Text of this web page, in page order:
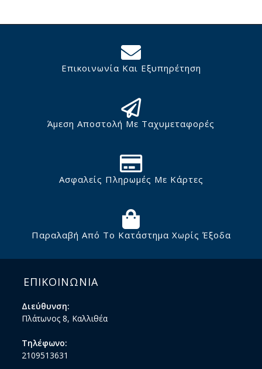
Επικοινωνία Και Εξυπηρέτηση
Άμεση Αποστολή Με Ταχυμεταφορές
Ασφαλείς Πληρωμές Με Κάρτες
Παραλαβή Από Το Κατάστημα Χωρίς Έξοδα
ΕΠΙΚΟΙΝΩΝΙΑ
Διεύθυνση:
Πλάτωνος 8, Καλλιθέα
Τηλέφωνο:
2109513631